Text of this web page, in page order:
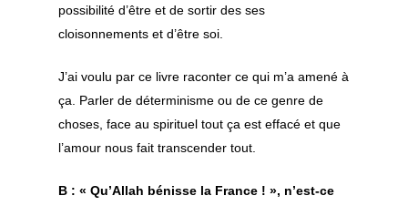
possibilité d’être et de sortir des ses
cloisonnements et d’être soi.
J’ai voulu par ce livre raconter ce qui m’a amené à
ça. Parler de déterminisme ou de ce genre de
choses, face au spirituel tout ça est effacé et que
l’amour nous fait transcender tout.
B : « Qu’Allah bénisse la France ! », n’est-ce
Qasaid – Samaa –
Spirituel
Yâ jamâla l wujûd
Sagesses
Sidi Jamal
Sidi Mounir
Chaine initiatique
Testament spirituel
Abbas
Alès
Nice
Lyon
Marseille
Montpellier